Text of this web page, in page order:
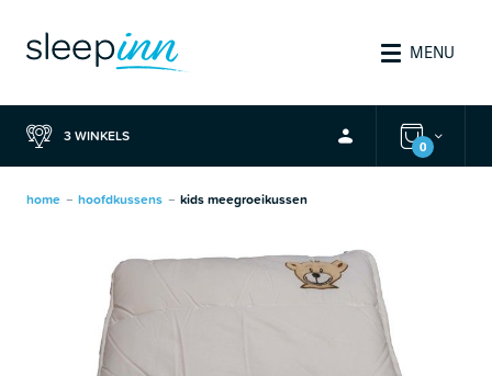
MENU
3 WINKELS
0
home — hoofdkussens — kids meegroeikussen